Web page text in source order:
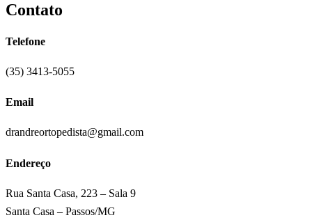
Contato
Telefone
(35) 3413-5055
Email
drandreortopedista@gmail.com
Endereço
Rua Santa Casa, 223 – Sala 9
Santa Casa – Passos/MG